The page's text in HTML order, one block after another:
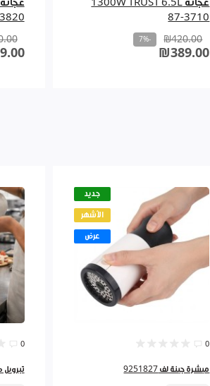
عجانة 1300W TRUST 6.5L
87-3710
₪420.00
-7%
₪389.00
جديد
الأشهر
عرض
0
مبشرة جبنة لف 9251827
0
تبرويل